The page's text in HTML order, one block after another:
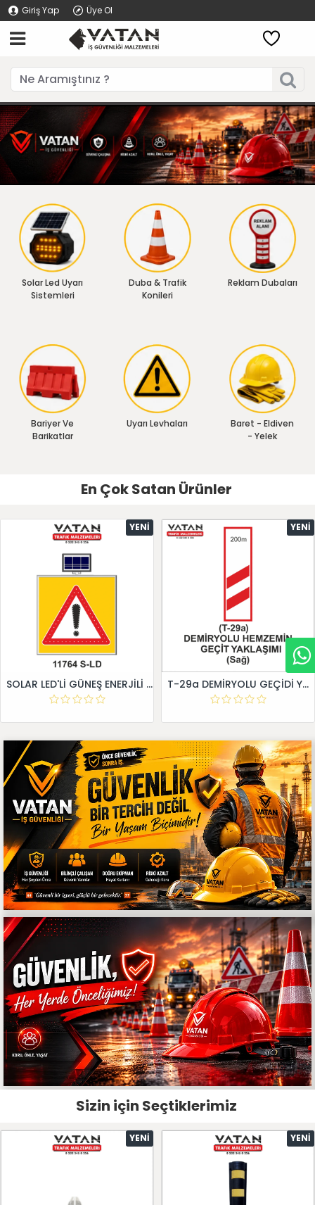
Giriş Yap Üye Ol
Solar Led Uyarı
Sistemleri
Duba & Trafik
Konileri
Reklam Dubaları
Bariyer Ve
Barikatlar
Uyarı Levhaları
Baret - Eldiven
- Yelek
En Çok Satan Ürünler
YENI
SOLAR LED'Lİ GÜNEŞ ENERJİLİ LEVHA
YENI
T-29a DEMİRYOLU GEÇİDİ YAKLAŞIM LEVHALARI (Sağ)
Sizin için Seçtiklerimiz
YENI YENI